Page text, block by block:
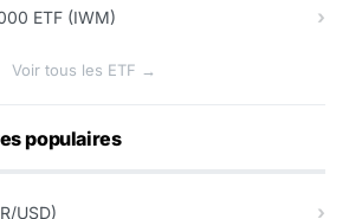
ETF (IWM)
Voir tous les ETF →
populaires
USD)